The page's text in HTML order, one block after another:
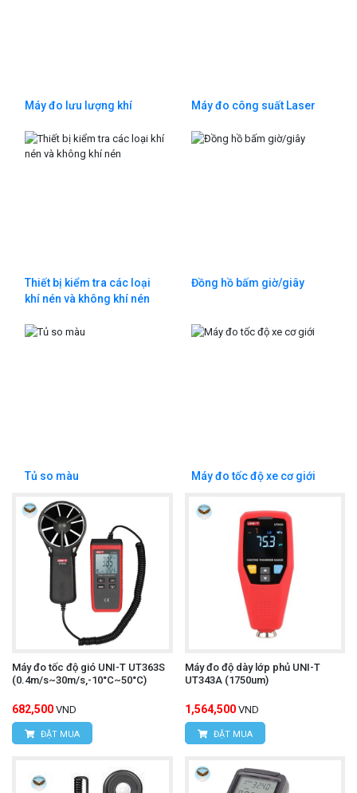
Máy đo lưu lượng khí Máy đo công suất Laser
Thiết bị kiểm tra các loại
khí nén và không khí nén
Đồng hồ bấm giờ/giây
Tủ so màu Máy đo tốc độ xe cơ giới
Máy đo tốc độ gió UNI-T UT363S
(0.4m/s~30m/s,-10°C~50°C)
682,500 VND
ĐẶT MUA
Máy đo độ dày lớp phủ UNI-T
UT343A (1750um)
1,564,500 VND
ĐẶT MUA